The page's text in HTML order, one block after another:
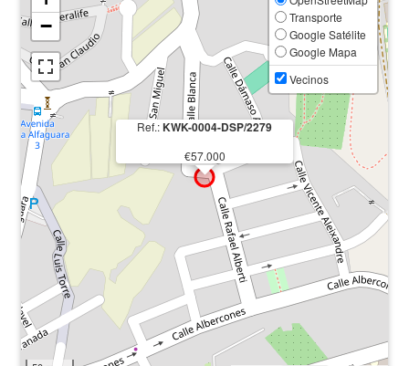
Ref.:KWK-0004-DSP/2279
€57.000
−
Transporte
Google Satélite
Google Mapa
Vecinos